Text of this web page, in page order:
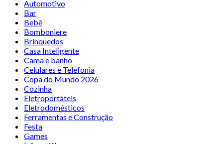
Automotivo
Bar
Bebê
Bomboniere
Brinquedos
Casa Inteligente
Cama e banho
Celulares e Telefonia
Copa do Mundo 2026
Cozinha
Eletroportáteis
Eletrodomésticos
Ferramentas e Construção
Festa
Games